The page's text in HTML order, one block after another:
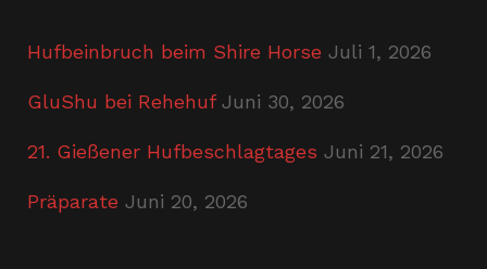
Hufbeinbruch beim Shire Horse Juli 1, 2026
GluShu bei Rehehuf Juni 30, 2026
21. Gießener Hufbeschlagtages Juni 21, 2026
Präparate Juni 20, 2026